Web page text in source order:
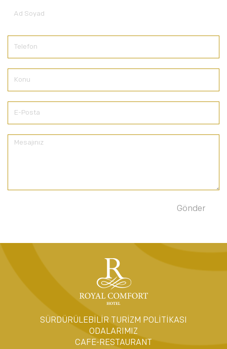
SÜRDÜRÜLEBİLİR TURİZM POLİTİKASI
ODALARIMIZ
CAFE-RESTAURANT